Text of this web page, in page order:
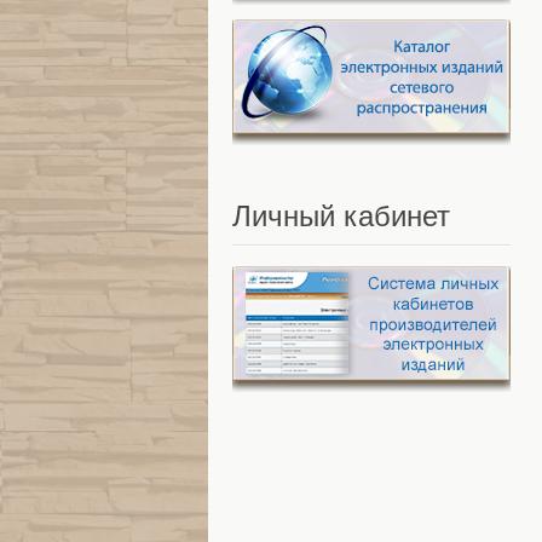
Личный кабинет